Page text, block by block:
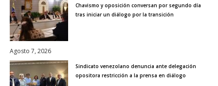
Chavismo y oposición conversan por segundo día
tras iniciar un diálogo por la transición
Agosto 7, 2026
Sindicato venezolano denuncia ante delegación
opositora restricción a la prensa en diálogo